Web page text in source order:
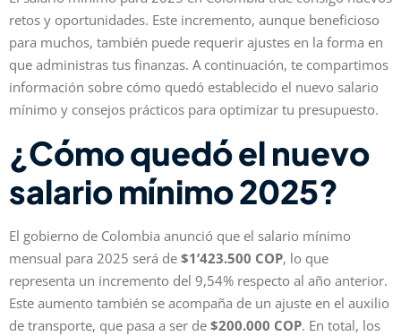
retos y oportunidades. Este incremento, aunque beneficioso
para muchos, también puede requerir ajustes en la forma en
que administras tus finanzas. A continuación, te compartimos
información sobre cómo quedó establecido el nuevo salario
mínimo y consejos prácticos para optimizar tu presupuesto.
¿Cómo quedó el nuevo
salario mínimo 2025?
El gobierno de Colombia anunció que el salario mínimo
mensual para 2025 será de $1’423.500 COP, lo que
representa un incremento del 9,54% respecto al año anterior.
Este aumento también se acompaña de un ajuste en el auxilio
de transporte, que pasa a ser de $200.000 COP. En total, los